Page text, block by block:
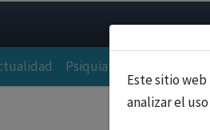
Psiquiatría
Este sitio
analizar el